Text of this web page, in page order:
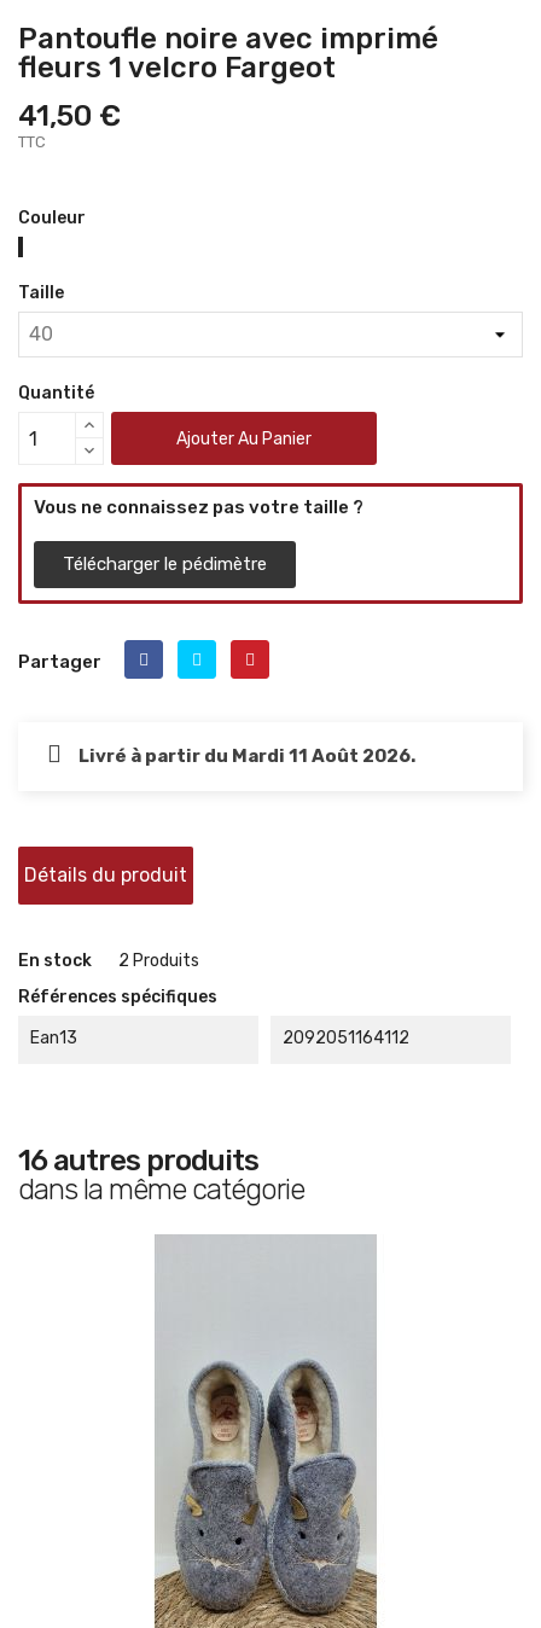
Pantoufle noire avec imprimé
fleurs 1 velcro Fargeot
41,50 €
TTC
Couleur
Taille
Quantité
Ajouter Au Panier
Vous ne connaissez pas votre taille ?
Télécharger le pédimètre
Partager
Livré à partir du Mardi 11 Août 2026.
Détails du produit
En stock
2 Produits
Références spécifiques
Ean13
2092051164112
16 autres produits
dans la même catégorie